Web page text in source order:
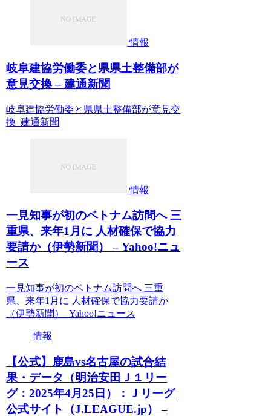
情報
岐阜建協労働委と県県土整備部が
意見交換 – 建通新聞
岐阜建協労働委と県県土整備部が意見交
換 建通新聞
情報
一見知事が初のベトナム訪問へ 三
重県、来年1月に 人材確保で協力
要請か（伊勢新聞） – Yahoo!ニュ
ース
一見知事が初のベトナム訪問へ 三重
県、来年1月に 人材確保で協力要請か
（伊勢新聞） Yahoo!ニュース
情報
【公式】鹿島vs名古屋の試合結
果・データ（明治安田Ｊ１リー
グ：2025年4月25日）：Ｊリーグ
公式サイト（J.LEAGUE.jp） –